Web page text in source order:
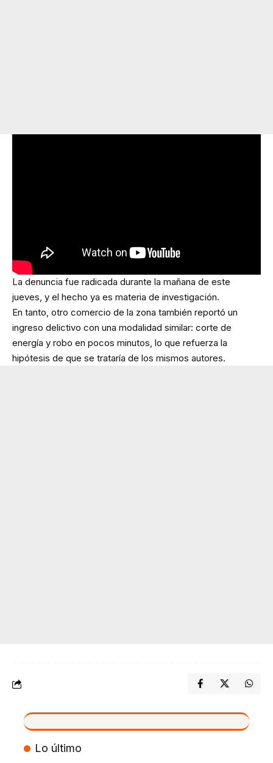
La denuncia fue radicada durante la mañana de este
jueves, y el hecho ya es materia de investigación.
En tanto, otro comercio de la zona también reportó un
ingreso delictivo con una modalidad similar: corte de
energía y robo en pocos minutos, lo que refuerza la
hipótesis de que se trataría de los mismos autores.
VIVO
Lo último